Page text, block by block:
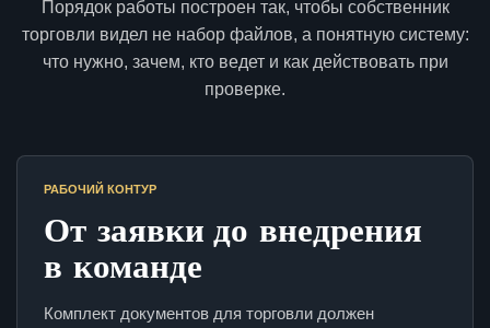
Порядок работы построен так, чтобы собственник
торговли видел не набор файлов, а понятную систему:
что нужно, зачем, кто ведет и как действовать при
проверке.
РАБОЧИЙ КОНТУР
От заявки до внедрения
в команде
Комплект документов для торговли должен